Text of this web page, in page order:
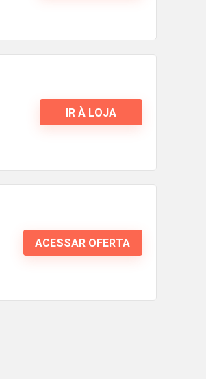
IR À LOJA
ACESSAR OFERTA